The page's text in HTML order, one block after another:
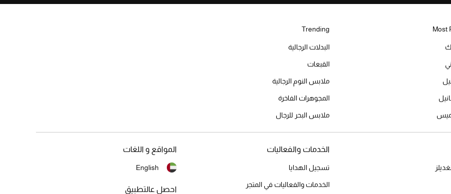
Most
Trending
البدلات الرجالية
القبعات
ملابس النوم الرجالية
المجوهرات الفاخرة
ملابس البحر للرجال
الخدمات والفعاليات
تسجيل الهدايا
الخدمات والفعاليات في المتجر
المواقع و اللغات
English
احصل عالتطبيق